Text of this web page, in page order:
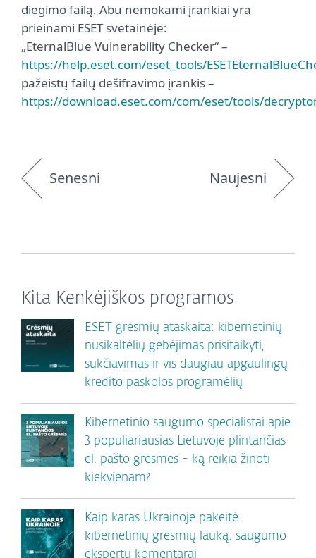
diegimo failą. Abu nemokami įrankiai yra
prieinami ESET svetainėje:
„EternalBlue Vulnerability Checker“ –
https://help.eset.com/eset_tools/
pažeistų failų dešifravimo įrankis –
https://download.eset.com/com/eset/tools/
Senesni Naujesni
Kita Kenkėjiškos programos
ESET grėsmių ataskaita: kibernetinių
nusikaltėlių gebėjimas prisitaikyti,
sukčiavimas ir vis daugiau apgaulingų
kredito paskolos programėlių
Kibernetinio saugumo specialistai apie
3 populiariausias Lietuvoje plintančias
el. pašto grėsmes - ką reikia žinoti
kiekvienam?
Kaip karas Ukrainoje pakeitė
kibernetinių grėsmių lauką: saugumo
ekspertų komentarai